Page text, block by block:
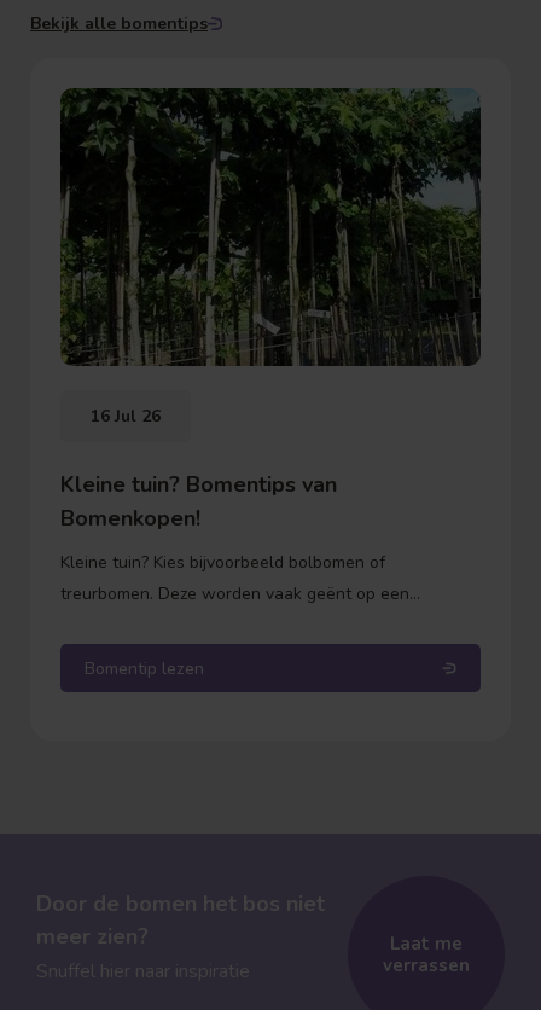
Bekijk alle bomentips
16 Jul 26
Kleine tuin? Bomentips van
Bomenkopen!
Kleine tuin? Kies bijvoorbeeld bolbomen of
treurbomen. Deze worden vaak geënt op een
de hoogte groeit, alleen de kroon (de bol of de
takken) wordt voller. Zo weet je precies waar je aan
Bomentip lezen
Door de bomen het bos niet
meer zien?
Snuffel hier naar inspiratie
Laat me
verrassen